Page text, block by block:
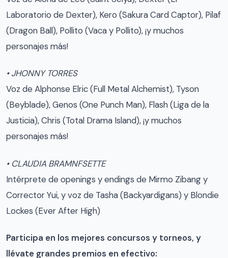
Laboratorio de Dexter), Kero (Sakura Card Captor), Pilaf
(Dragon Ball), Pollito (Vaca y Pollito), ¡y muchos
personajes más!
• JHONNY TORRES
Voz de Alphonse Elric (Full Metal Alchemist), Tyson
(Beyblade), Genos (One Punch Man), Flash (Liga de la
Justicia), Chris (Total Drama Island), ¡y muchos
personajes más!
• CLAUDIA BRAMNFSETTE
Intérprete de openings y endings de Mirmo Zibang y
Corrector Yui, y voz de Tasha (Backyardigans) y Blondie
Lockes (Ever After High)
Participa en los mejores concursos y torneos, y
llévate grandes premios en efectivo: